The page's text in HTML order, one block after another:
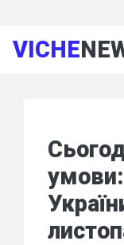
VICHE